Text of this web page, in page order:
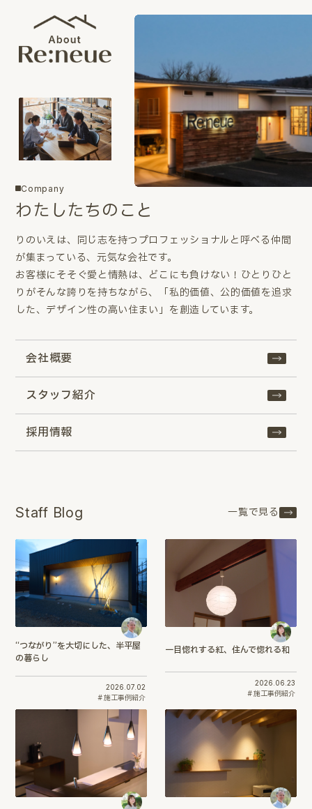
Company
わたしたちのこと
りのいえは、同じ志を持つプロフェッショナルと呼べる仲間
が集まっている、元気な会社です。
お客様にそそぐ愛と情熱は、どこにも負けない！ひとりひと
りがそんな誇りを持ちながら、「私的価値、公的価値を追求
した、デザイン性の高い住まい」を創造しています。
会社概要
スタッフ紹介
採用情報
Staff Blog 一覧で見る
“つながり”を大切にした、半平屋
の暮らし
2026.07.02
施工事例紹介
一目惚れする紅、住んで惚れる和
2026.06.23
施工事例紹介